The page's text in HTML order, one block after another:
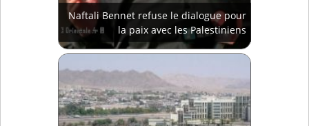
Naftali Bennet refuse le dialogue pour
la paix avec les Palestiniens